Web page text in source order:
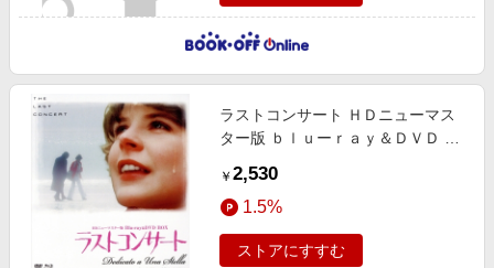
ラストコンサート ＨＤニューマス
ター版 ｂｌｕーｒａｙ＆ＤＶＤ Ｂ
￥ 2,530
1.5%
ストアにすすむ